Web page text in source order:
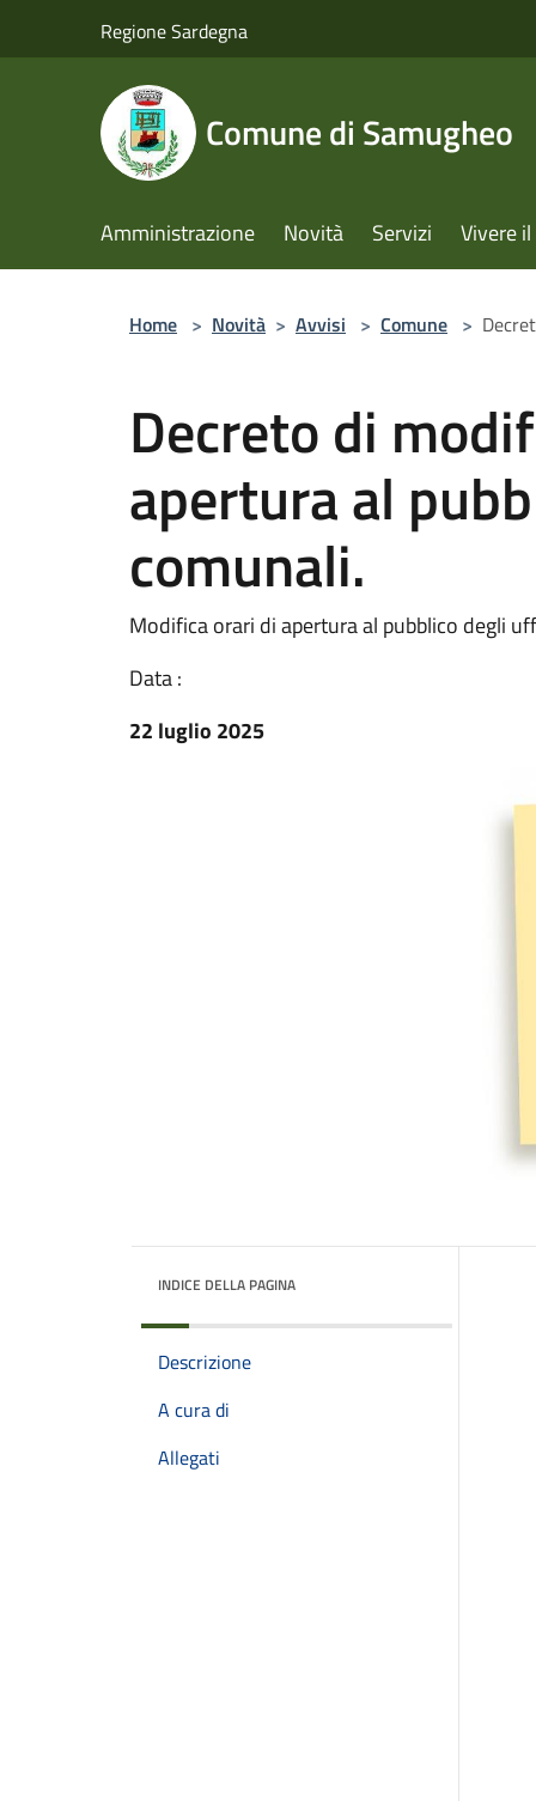
Regione Sardegna
Comune di Samugheo
Amministrazione Novità Servizi Vivere
Home > Novità > Avvisi > Comune >
Decreto di
apertura al
comunali.
Modifica orari di apertura al pubblico degli
Data :
22 luglio 2025
INDICE DELLA PAGINA
Descrizione
A cura di
Allegati